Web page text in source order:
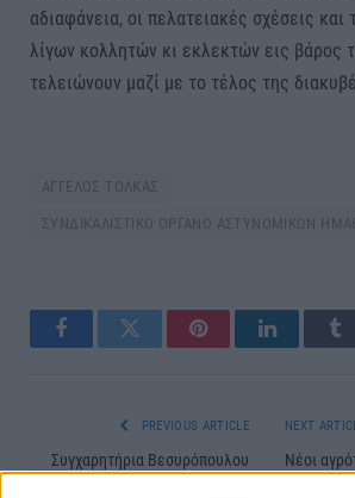
αδιαφάνεια, οι πελατειακές σχέσεις
λίγων κολλητών κι εκλεκτών εις βάρος
τελειώνουν μαζί με το τέλος της
ΑΓΓΕΛΟΣ ΤΟΛΚΑΣ
ΣΥΝΔΙΚΑΛΙΣΤΙΚΟ ΟΡΓΑΝΟ ΑΣΤΥΝΟΜΙΚΩΝ
FacebookTwitter PinterestLinkedIn
PREVIOUS ARTICLE
Συγχαρητήρια Βεσυρόπουλου
NEXT
Νέοι